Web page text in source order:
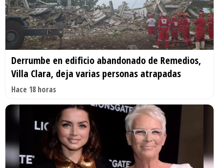
Derrumbe en edificio abandonado de Remedios,
Villa Clara, deja varias personas atrapadas
Hace 18 horas